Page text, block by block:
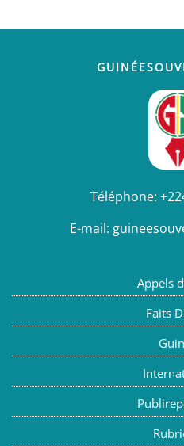
Téléphone:
E-mail:
Appels
Faits